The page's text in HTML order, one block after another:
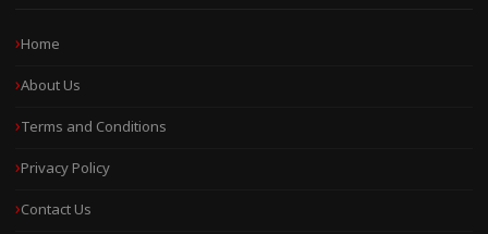
Home
About Us
Terms and Conditions
Privacy Policy
Contact Us